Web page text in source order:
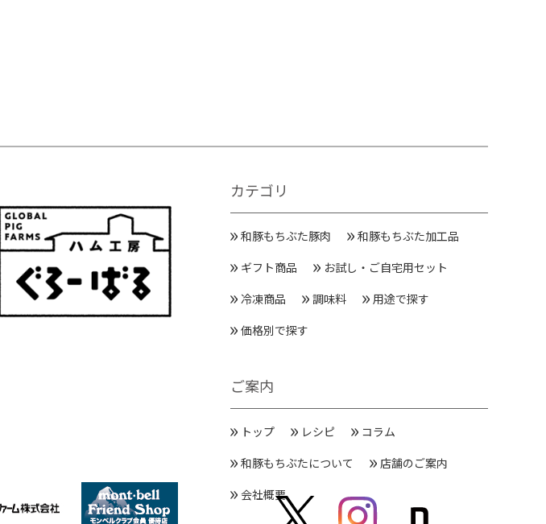
カテゴリ
和豚もちぶた豚肉
和豚もちぶた加工品
ギフト商品
お試し・ご自宅用セット
冷凍商品
調味料
用途で探す
価格別で探す
ご案内
トップ レシピ
コラム
和豚もちぶたについて
店舗のご案内
会社概要